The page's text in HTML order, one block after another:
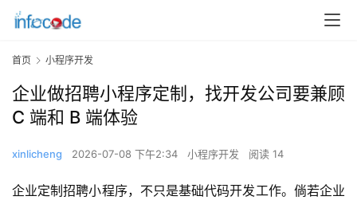
首页 小程序开发
企业做招聘小程序定制，找开发公司要兼顾
C 端和 B 端体验
xinlicheng 2026-07-08 下午2:34 小程序开发 阅读 14
企业定制招聘小程序，不只是基础代码开发工作。倘若企业